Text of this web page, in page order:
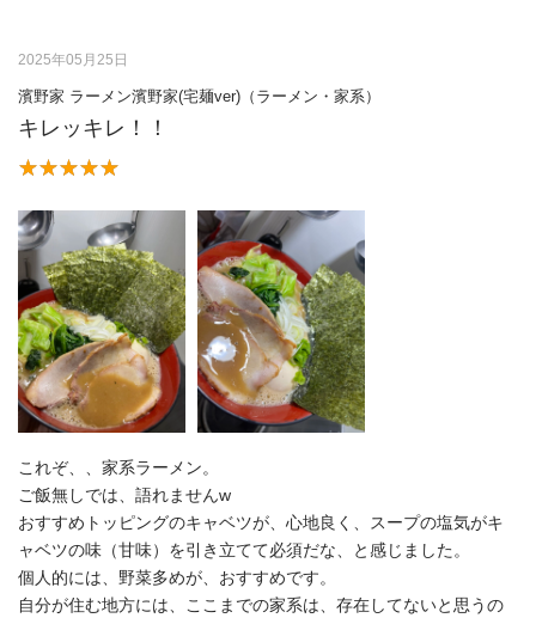
2025年05月25日
濱野家 ラーメン濱野家(宅麺ver)（ラーメン・家系）
キレッキレ！！
これぞ、、家系ラーメン。
ご飯無しでは、語れませんw
おすすめトッピングのキャベツが、心地良く、スープの塩気がキ
ャベツの味（甘味）を引き立てて必須だな、と感じました。
個人的には、野菜多めが、おすすめです。
自分が住む地方には、ここまでの家系は、存在してないと思うの